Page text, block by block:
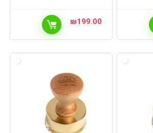
₪199.00